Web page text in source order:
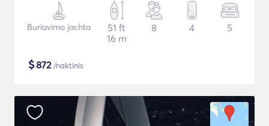
Buriavimo jachta
51 ft
16 m
8 4 5
$872/naktinis